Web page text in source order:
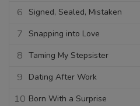
6 Signed, Sealed, Mistaken
7 Snapping into Love
8 Taming My Stepsister
9 Dating After Work
10 Born With a Surprise